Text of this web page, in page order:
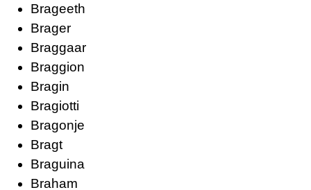
Brageeth
Brager
Braggaar
Braggion
Bragin
Bragiotti
Bragonje
Bragt
Braguina
Braham